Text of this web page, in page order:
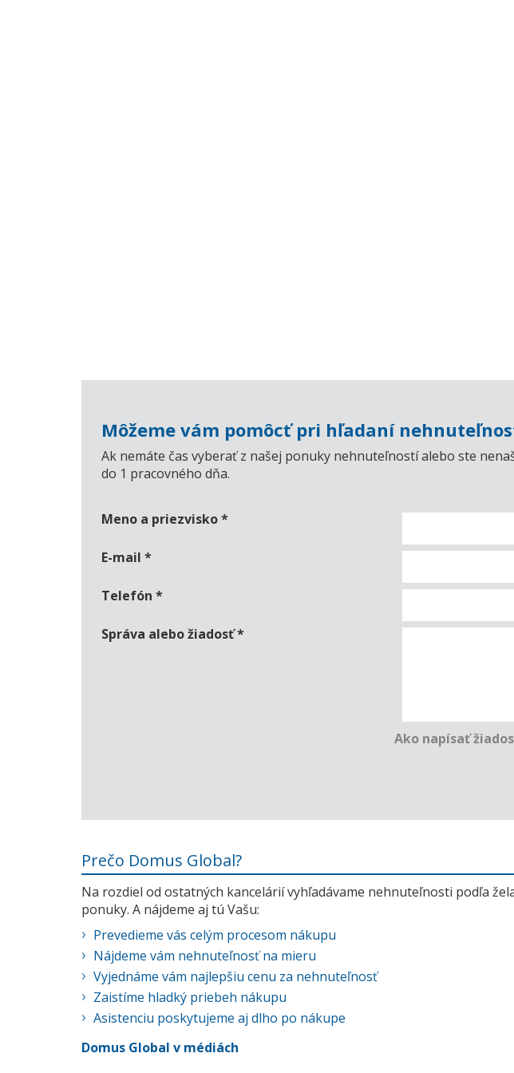
Môžeme vám pomôcť pri hľadaní
Ak nemáte čas vyberať z našej ponuky nehnuteľností alebo ste
do 1 pracovného dňa.
Meno a priezvisko*
E-mail *
Telefón *
Správa alebo žiadosť*
Ako napísať
Prečo Domus Global?
Na rozdiel od ostatných kancelárií vyhľadávame nehnuteľnosti podľa
ponuky. A nájdeme aj tú Vašu:
Prevedieme vás celým procesom nákupu
Nájdeme vám nehnuteľnosť na mieru
Vyjednáme vám najlepšiu cenu za nehnuteľnosť
Zaistíme hladký priebeh nákupu
Asistenciu poskytujeme aj dlho po nákupe
Domus Global v médiách